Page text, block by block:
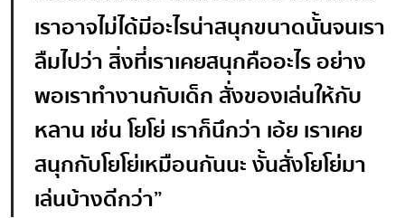
เราอาจไม่ได้มีอะไรน่าสนุกขนาดนั้นจนเรา
ลืมไปว่า สิ่งที่เราเคยสนุกคืออะไร อย่าง
พอเราทำงานกับเด็ก สั่งของเล่นให้กับ
หลาน เช่น โยโย่ เราก็นึกว่า เอ้ย เราเคย
สนุกกับโยโย่เหมือนกันนะ งั้นสั่งโยโย่มา
เล่นบ้างดีกว่า”